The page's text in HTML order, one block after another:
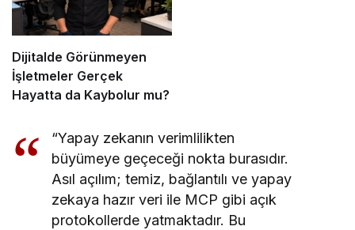
Dijitalde Görünmeyen
İşletmeler Gerçek
Hayatta da Kaybolur mu?
“Yapay zekanın verimlilikten
büyümeye geçeceği nokta burasıdır.
Asıl açılım; temiz, bağlantılı ve yapay
zekaya hazır veri ile MCP gibi açık
protokollerde yatmaktadır. Bu